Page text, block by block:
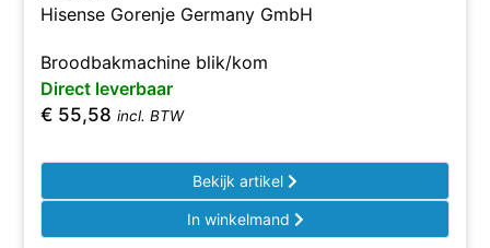
Hisense Gorenje Germany GmbH
Broodbakmachine blik/kom
Direct leverbaar
€ 55,58 incl. BTW
Bekijk artikel
In winkelmand